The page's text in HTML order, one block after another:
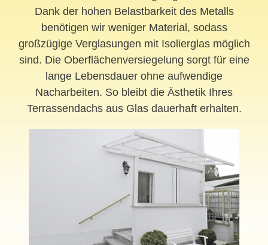
Dank der hohen Belastbarkeit des Metalls
benötigen wir weniger Material, sodass
großzügige Verglasungen mit Isolierglas möglich
sind. Die Oberflächenversiegelung sorgt für eine
lange Lebensdauer ohne aufwendige
Nacharbeiten. So bleibt die Ästhetik Ihres
Terrassendachs aus Glas dauerhaft erhalten.